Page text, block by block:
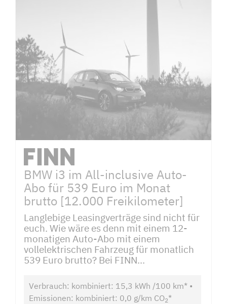
BMW i3 im All-inclusive Auto-
Abo für 539 Euro im Monat
brutto [12.000 Freikilometer]
Langlebige Leasingverträge sind nicht für
euch. Wie wäre es denn mit einem 12-
monatigen Auto-Abo mit einem
vollelektrischen Fahrzeug für monatlich
539 Euro brutto? Bei FINN...
Verbrauch: kombiniert: 15,3 kWh /100 km* •
Emissionen: kombiniert: 0,0 g/km CO2*